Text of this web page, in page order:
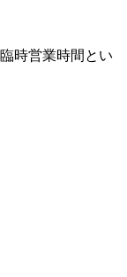
時営業時間とい